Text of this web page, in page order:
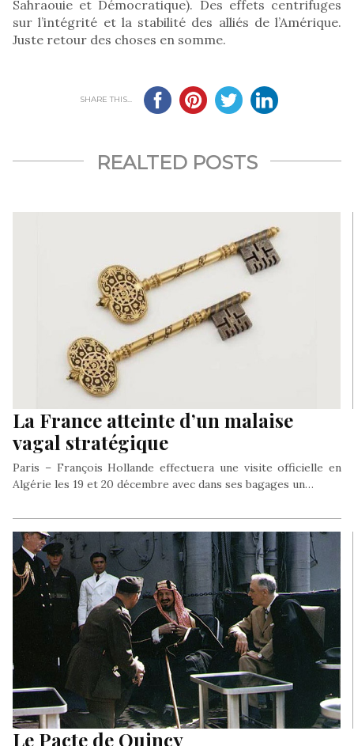
Sahraouie et Démocratique). Des effets centrifuges
sur l’intégrité et la stabilité des alliés de l’Amérique.
Juste retour des choses en somme.
SHARE THIS...
REALTED POSTS
La France atteinte d’un malaise
vagal stratégique
Paris – François Hollande effectuera une visite officielle en
Algérie les 19 et 20 décembre avec dans ses bagages un…
Le Pacte de Quincy